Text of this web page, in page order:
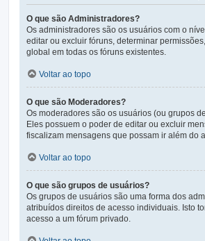
O que são Administradores?
Os administradores são os usuários com o
editar ou excluir fóruns, determinar
global em todas os fóruns existentes.
Voltar ao topo
O que são Moderadores?
Os moderadores são os usuários (ou grupos
Eles possuem o poder de editar ou excluir
fiscalizam mensagens que possam ir além do
Voltar ao topo
O que são grupos de usuários?
Os grupos de usuários são uma forma dos
atribuídos direitos de acesso individuais. Isto
acesso a um fórum privado.